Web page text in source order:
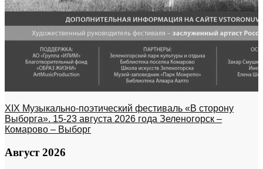
XIX Музыкально-поэтический фестиваль «В сторону
Выборга». 15-23 августа 2026 года Зеленогорск –
Комарово – Выборг
Август 2026